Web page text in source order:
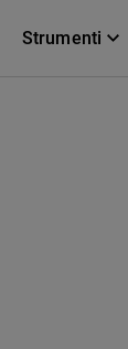
Strumenti